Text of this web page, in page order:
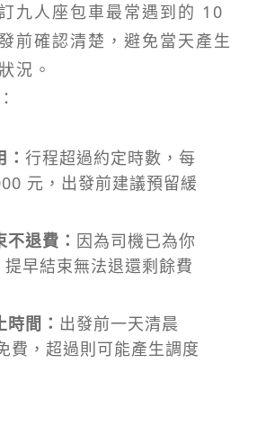
九人座包車最常遇到的 10
前確認清楚，避免當天產生
況。
行程超過約定時數，每
元，出發前建議預留緩
退費： 因為司機已為你
早結束無法退還剩餘費
間： 出發前一天清晨
費，超過則可能產生調度